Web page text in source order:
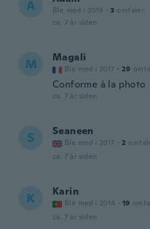
A Ble med i 2019 · 3 omtaler
ca. 7 år siden
M Magali
Ble med i 2017 · 29
Conforme à la photo
ca. 7 år siden
S Seaneen
Ble med i 2017 · 2
ca. 7 år siden
K Karin
Ble med i 2014 · 19
ca. 7 år siden